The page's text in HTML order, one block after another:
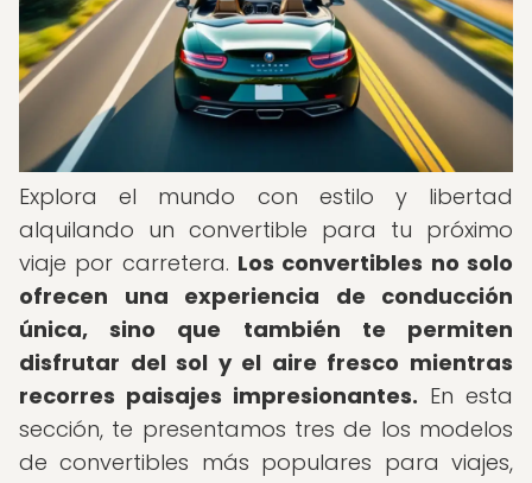
Explora el mundo con estilo y libertad
alquilando un convertible para tu próximo
viaje por carretera. Los convertibles no solo
ofrecen una experiencia de conducción
única, sino que también te permiten
disfrutar del sol y el aire fresco mientras
recorres paisajes impresionantes. En esta
sección, te presentamos tres de los modelos
de convertibles más populares para viajes,